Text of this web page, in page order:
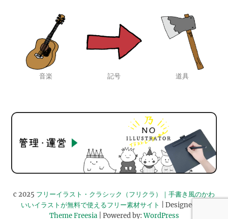
音楽 記号 道具
c 2025 フリーイラスト・クラシック（フリクラ）｜手書き風のかわ
いいイラストが無料で使えるフリー素材サイト
| Designed by:
Theme Freesia| Powered by:WordPress